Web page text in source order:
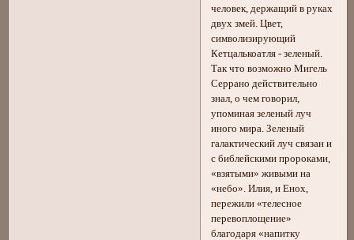
человек, держащий в руках
двух змей. Цвет,
символизирующий
Кетцалькоатля - зеленый.
Так что возможно Мигель
Серрано действительно
знал, о чем говорил,
упоминая зеленый луч
иного мира. Зеленый
галактический луч связан и
с библейскими пророками,
«взятыми» живыми на
«небо». Илия, и Енох,
пережили «телесное
перевоплощение»
благодаря «напитку